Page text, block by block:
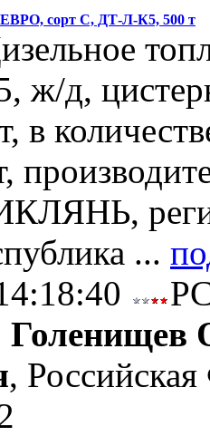
ЕВРО, сорт C, ДТ-Л-К5, 500 т
ж/д,
в
...
Голенищев
,